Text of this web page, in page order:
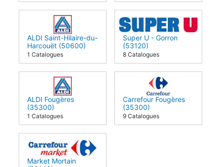
ALDI Saint-Hilaire-du-
Harcouët (50600)
1 Catalogues
Super U - Gorron
(53120)
8 Catalogues
ALDI Fougères
(35300)
1 Catalogues
Carrefour Fougères
(35300)
9 Catalogues
Market Mortain